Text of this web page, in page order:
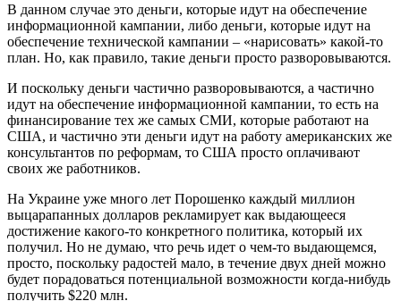
В данном случае это деньги, которые идут на обеспечение
информационной кампании, либо деньги, которые идут на
обеспечение технической кампании – «нарисовать» какой-то
план. Но, как правило, такие деньги просто разворовываются.
И поскольку деньги частично разворовываются, а частично
идут на обеспечение информационной кампании, то есть на
финансирование тех же самых СМИ, которые работают на
США, и частично эти деньги идут на работу американских же
консультантов по реформам, то США просто оплачивают
своих же работников.
На Украине уже много лет Порошенко каждый миллион
выцарапанных долларов рекламирует как выдающееся
достижение какого-то конкретного политика, который их
получил. Но не думаю, что речь идет о чем-то выдающемся,
просто, поскольку радостей мало, в течение двух дней можно
будет порадоваться потенциальной возможности когда-нибудь
получить $220 млн.